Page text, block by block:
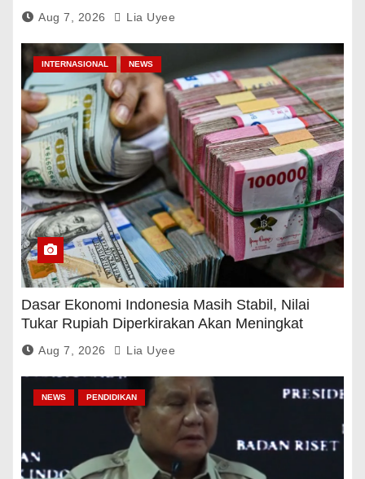
Tanda Rasa Terima Kasih
Aug 7, 2026 Lia Uyee
INTERNASIONAL NEWS
Dasar Ekonomi Indonesia Masih Stabil, Nilai
Tukar Rupiah Diperkirakan Akan Meningkat
Aug 7, 2026 Lia Uyee
NEWS PENDIDIKAN